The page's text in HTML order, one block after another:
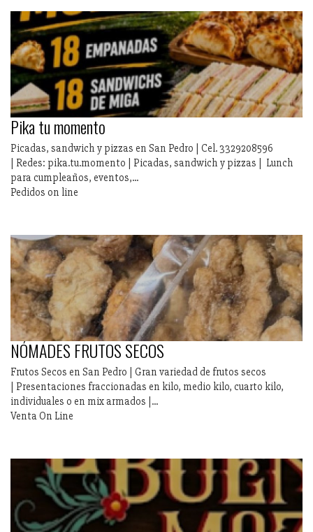
Pika tu momento
Picadas, sandwich y pizzas en San Pedro | Cel. 3329208596
| Redes: pika.tu.momento | Picadas, sandwich y pizzas | Lunch
para cumpleaños, eventos,...
Pedidos on line
NÓMADES FRUTOS SECOS
Frutos Secos en San Pedro | Gran variedad de frutos secos
| Presentaciones fraccionadas en kilo, medio kilo, cuarto kilo,
individuales o en mix armados |...
Venta On Line